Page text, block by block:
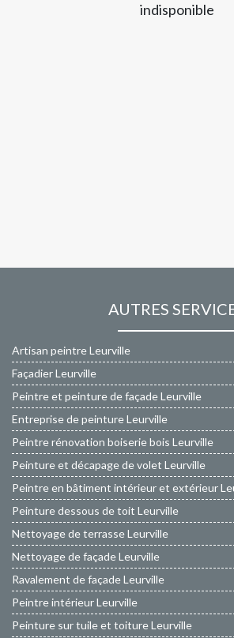
indisponible
AUTRES
Artisan peintre Leurville
Façadier Leurville
Peintre et peinture de façade Leurville
Entreprise de peinture Leurville
Peintre rénovation boiserie bois Leurville
Peinture et décapage de volet Leurville
Peintre en bâtiment intérieur et extérieur
Peinture dessous de toit Leurville
Nettoyage de terrasse Leurville
Nettoyage de façade Leurville
Ravalement de façade Leurville
Peintre intérieur Leurville
Peinture sur tuile et toiture Leurville